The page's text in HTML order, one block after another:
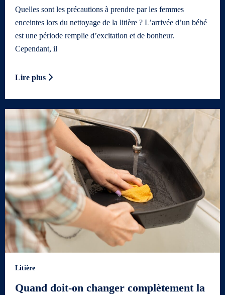
Quelles sont les précautions à prendre par les femmes
enceintes lors du nettoyage de la litière ? L’arrivée d’un bébé
est une période remplie d’excitation et de bonheur.
Cependant, il
Lire plus
Litière
Quand doit-on changer complètement la